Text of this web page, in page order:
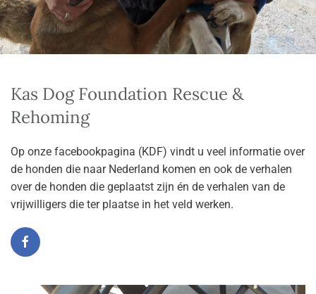
Kas Dog Foundation Rescue &
Rehoming
Op onze facebookpagina (KDF) vindt u veel informatie over
de honden die naar Nederland komen en ook de verhalen
over de honden die geplaatst zijn én de verhalen van de
vrijwilligers die ter plaatse in het veld werken.